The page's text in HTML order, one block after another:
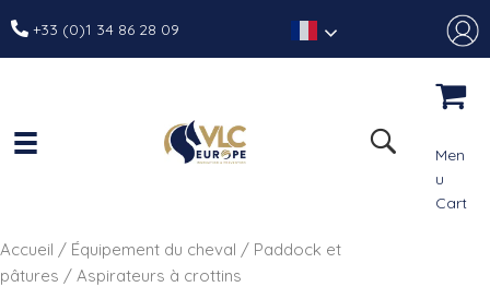
+33 (0)1 34 86 28 09
Men
u
Cart
Accueil / Équipement du cheval / Paddock et
pâtures / Aspirateurs à crottins